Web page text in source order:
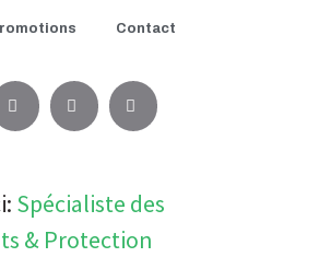
Contact
Spécialiste des
& Protection